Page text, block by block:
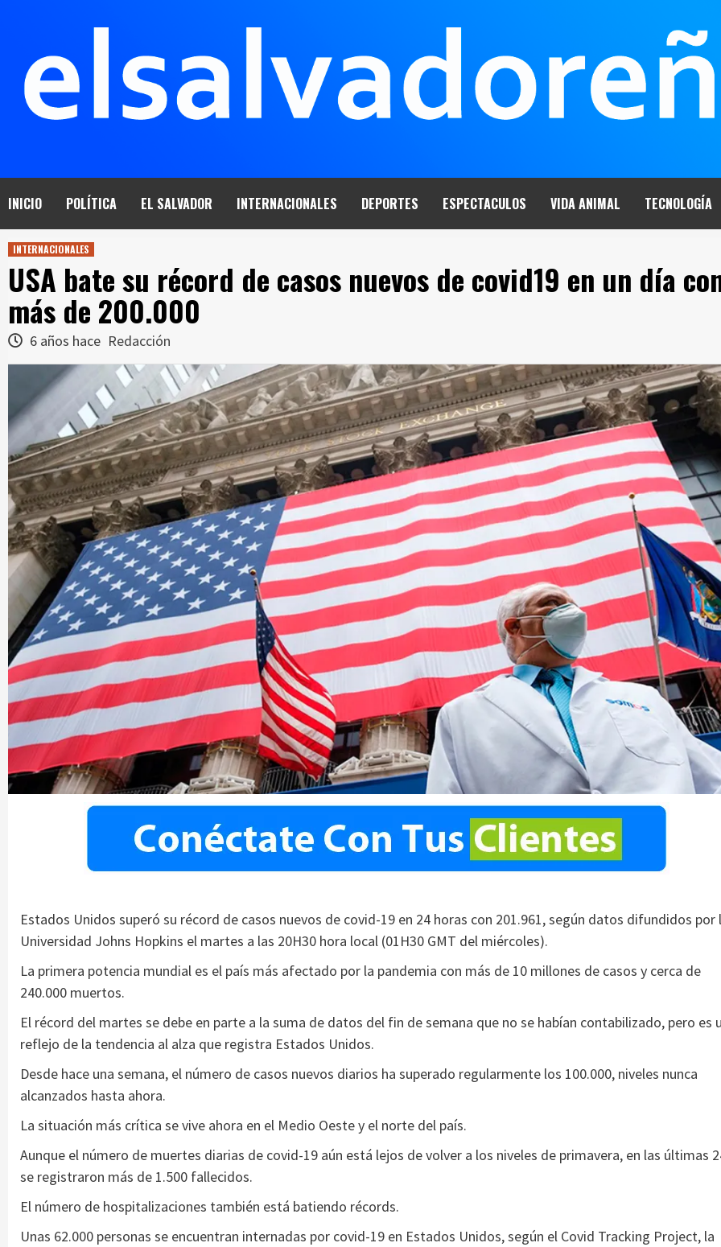
INICIO POLÍTICA EL SALVADOR INTERNACIONALES DEPORTES ESPECTACULOS VIDA ANIMAL TECNOLOGÍA
INTERNACIONALES
USA bate su récord de casos nuevos de covid19 en un día
más de 200.000
6 años hace Redacción
Estados Unidos superó su récord de casos nuevos de covid-19 en 24 horas con 201.961, según datos difundidos por
Universidad Johns Hopkins el martes a las 20H30 hora local (01H30 GMT del miércoles).
La primera potencia mundial es el país más afectado por la pandemia con más de 10 millones de casos y cerca de
240.000 muertos.
El récord del martes se debe en parte a la suma de datos del fin de semana que no se habían contabilizado, pero es
reflejo de la tendencia al alza que registra Estados Unidos.
Desde hace una semana, el número de casos nuevos diarios ha superado regularmente los 100.000, niveles nunca
alcanzados hasta ahora.
La situación más crítica se vive ahora en el Medio Oeste y el norte del país.
Aunque el número de muertes diarias de covid-19 aún está lejos de volver a los niveles de primavera, en las últimas
se registraron más de 1.500 fallecidos.
El número de hospitalizaciones también está batiendo récords.
Unas 62.000 personas se encuentran internadas por covid-19 en Estados Unidos, según el Covid Tracking Project, la